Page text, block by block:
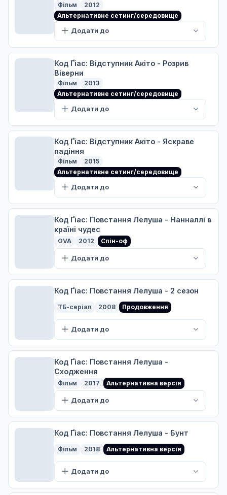
Атака на Корнелію
17 лист. 2006
A
Чорні лицарі
24 лист. 2006
9 Рефрен
08 груд. 2006
Гуренські танці
15 груд. 2006
Битва за Наріту
22 груд. 2006
12
05 січ. 2007
Ширлі під дулом пістолета
12 січ. 2007
Гіас проти Гіасса
19 січ. 2007
15 Радісний Мао
26 січ. 2007
Нанналлі взята в заручники
02 лют. 2007
Фільм
2012
Альтернативне сетинг/середовище
Додати до
Код Ґіас: Відступник Акіто - Розрив
Віверни
Фільм
2013
Альтернативне сетинг/середовище
Додати до
Код Ґіас: Відступник Акіто - Яскраве
падіння
Фільм
2015
Альтернативне сетинг/середовище
Додати до
Код Ґіас: Повстання Лелуша - Нанналлі в
країні чудес
OVA 2012 Спін-оф
Додати до
Код Ґіас: Повстання Лелуша - 2 сезон
ТБ-серіал 2008 Продовження
Додати до
Код Ґіас: Повстання Лелуша -
Сходження
Фільм 2017 Альтернативна версія
Додати до
Код Ґіас: Повстання Лелуша - Бунт
Фільм 2018 Альтернативна версія
Додати до